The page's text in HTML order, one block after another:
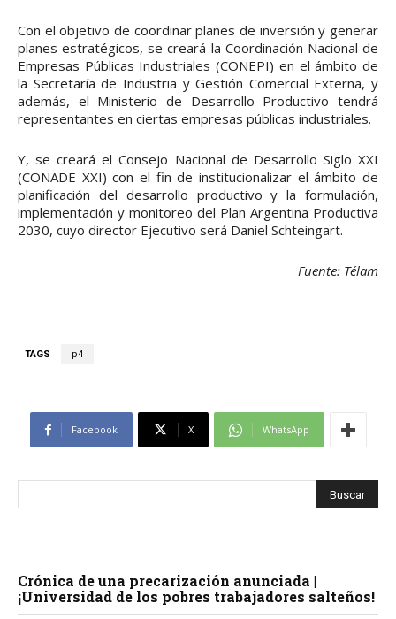
Con el objetivo de coordinar planes de inversión y generar
planes estratégicos, se creará la Coordinación Nacional de
Empresas Públicas Industriales (CONEPI) en el ámbito de
la Secretaría de Industria y Gestión Comercial Externa, y
además, el Ministerio de Desarrollo Productivo tendrá
representantes en ciertas empresas públicas industriales.
Y, se creará el Consejo Nacional de Desarrollo Siglo XXI
(CONADE XXI) con el fin de institucionalizar el ámbito de
planificación del desarrollo productivo y la formulación,
implementación y monitoreo del Plan Argentina Productiva
2030, cuyo director Ejecutivo será Daniel Schteingart.
Fuente: Télam
TAGS p4
Facebook X WhatsApp
Crónica de una precarización anunciada |
¡Universidad de los pobres trabajadores salteños!